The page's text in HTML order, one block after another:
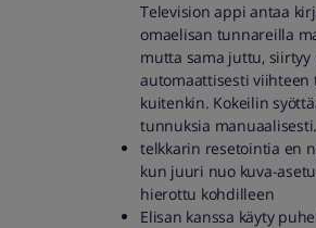
Television appi antaa
omaelisan tunnareilla
mutta sama juttu, siirtyy
automaattisesti viihteen
kuitenkin. Kokeilin
tunnuksia manuaalisesti.
telkkarin resetointia en
kun juuri nuo kuva-
hierottu kohdilleen
Elisan kanssa käyty